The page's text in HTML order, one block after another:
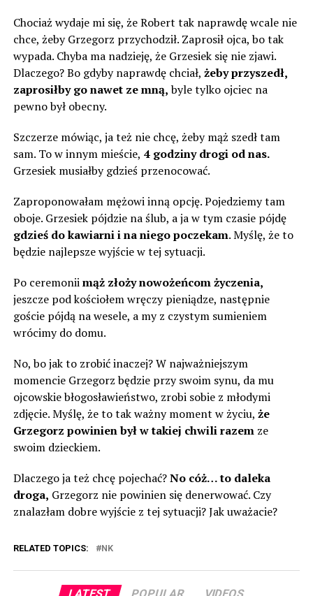
Chociaż wydaje mi się, że Robert tak naprawdę wcale nie
chce, żeby Grzegorz przychodził. Zaprosił ojca, bo tak
wypada. Chyba ma nadzieję, że Grzesiek się nie zjawi.
Dlaczego? Bo gdyby naprawdę chciał, żeby przyszedł,
zaprosiłby go nawet ze mną,byle tylko ojciec na
pewno był obecny.
Szczerze mówiąc, ja też nie chcę, żeby mąż szedł tam
sam. To w innym mieście, 4 godziny drogi od nas.
Grzesiek musiałby gdzieś przenocować.
Zaproponowałam mężowi inną opcję. Pojedziemy tam
oboje. Grzesiek pójdzie na ślub, a ja w tym czasie pójdę
gdzieś do kawiarni i na niego poczekam. Myślę, że to
będzie najlepsze wyjście w tej sytuacji.
Po ceremoniimąż złoży nowożeńcom życzenia,
jeszcze pod kościołem wręczy pieniądze, następnie
goście pójdą na wesele, a my z czystym sumieniem
wrócimy do domu.
No, bo jak to zrobić inaczej? W najważniejszym
momencie Grzegorz będzie przy swoim synu, da mu
ojcowskie błogosławieństwo, zrobi sobie z młodymi
zdjęcie. Myślę, że to tak ważny moment w życiu, że
Grzegorz powinien był w takiej chwili razemze
swoim dzieckiem.
Dlaczego ja też chcę pojechać?No cóż… to daleka
droga, Grzegorz nie powinien się denerwować. Czy
znalazłam dobre wyjście z tej sytuacji? Jak uważacie?
RELATED TOPICS: NK